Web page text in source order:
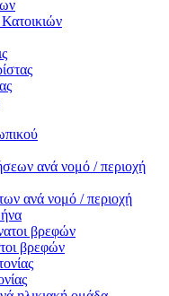
ανά νομό / περιοχή
ανά νομό / περιοχή
βρεφών
βρεφών